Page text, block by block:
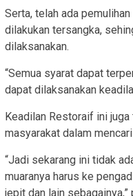
Serta, telah ada
dilakukan tersangka,
dilaksanakan.
“Semua syarat dapat
dapat dilaksanakan
Keadilan Restoraif ini juga
masyarakat dalam
“Jadi sekarang ini tidak
muaranya harus ke
jepit dan lain sebagainya,”